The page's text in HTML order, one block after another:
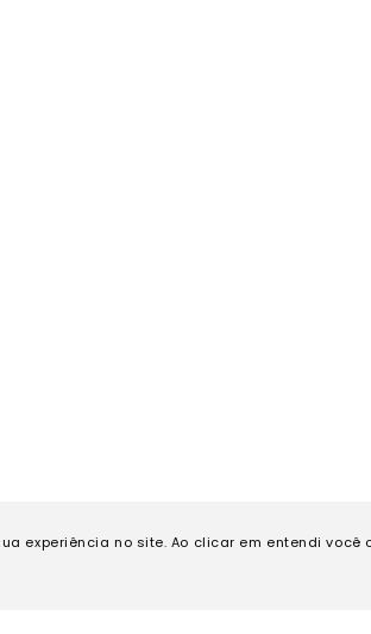
experiência no site. Ao clicar em entendi você